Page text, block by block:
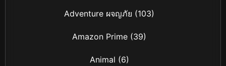
Adventure ผจญภัย (103)
Amazon Prime (39)
Animal (6)